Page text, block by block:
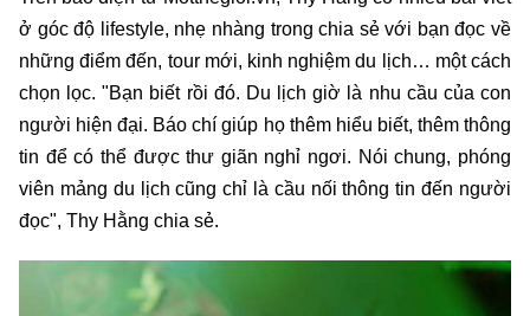
ở góc độ lifestyle, nhẹ nhàng trong chia sẻ với bạn đọc về
những điểm đến, tour mới, kinh nghiệm du lịch… một cách
chọn lọc. "Bạn biết rồi đó. Du lịch giờ là nhu cầu của con
người hiện đại. Báo chí giúp họ thêm hiểu biết, thêm thông
tin để có thể được thư giãn nghỉ ngơi. Nói chung, phóng
viên mảng du lịch cũng chỉ là cầu nối thông tin đến người
đọc", Thy Hằng chia sẻ.